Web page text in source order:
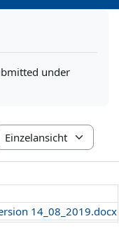
under
Tertiärnavigation
14_08_2019.docx